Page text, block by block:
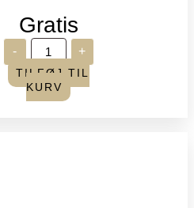
Gratis
-
Verdens
broderidag
2026
-
Sommerfugle,
+
TILFØJ TIL
KURV